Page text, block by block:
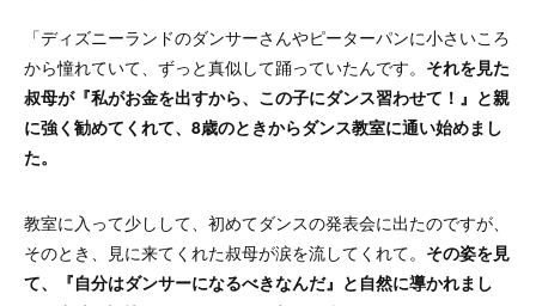
「ディズニーランドのダンサーさんやピーターパンに小さいころ
から憧れていて、ずっと真似して踊っていたんです。 それを見た
叔母が『私がお金を出すから、この子にダンス習わせて！』と親
に強く勧めてくれて、8歳のときからダンス教室に通い始めまし
た。
教室に入って少しして、初めてダンスの発表会に出たのですが、
そのとき、見に来てくれた叔母が涙を流してくれて。 その姿を見
て、『自分はダンサーになるべきなんだ』と自然に導かれまし